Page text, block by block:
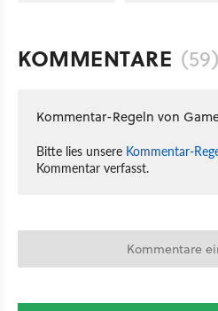
KOMMENTARE (59)
Kommentar-Regeln von
Bitte lies unsere Kommentar-
Kommentar verfasst.
Kommentare